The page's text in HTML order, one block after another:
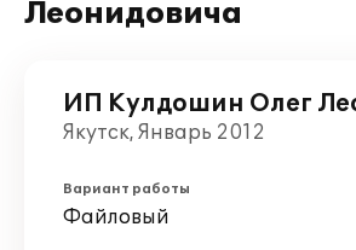
Леонидовича
ИП Кулдошин Олег
Якутск, Январь 2012
Вариант работы
Файловый